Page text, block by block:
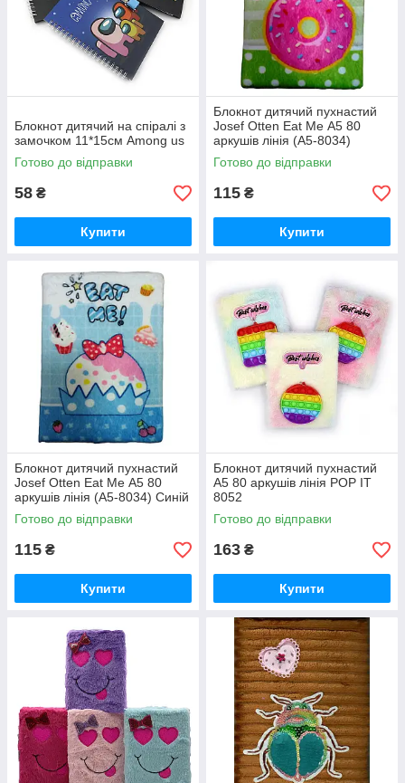
Блокнот дитячий на спіралі з
замочком 11*15см Among us
Готово до відправки
58 ₴
Купити
Блокнот дитячий пухнастий
Josef Otten Eat Me А5 80
аркушів лінія (А5-8034)
Зелений
Готово до відправки
115 ₴
Купити
Блокнот дитячий пухнастий
Josef Otten Eat Me А5 80
аркушів лінія (А5-8034) Синій
Готово до відправки
115 ₴
Купити
Блокнот дитячий пухнастий
А5 80 аркушів лінія POP IT
8052
Готово до відправки
163 ₴
Купити